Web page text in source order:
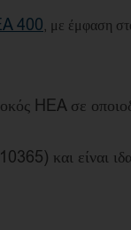
400, με έμφαση
HEA σε
και είναι